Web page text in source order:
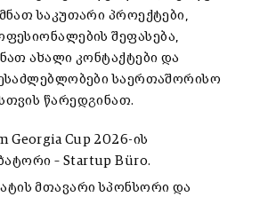
საკუთარი პროექტები,
შეფასება,
ახალი კონტაქტები და
საერთაშორისო
წარედგინათ.
Georgia Cup 2026-ის
– Startup Büro.
მთავარი სპონსორი და